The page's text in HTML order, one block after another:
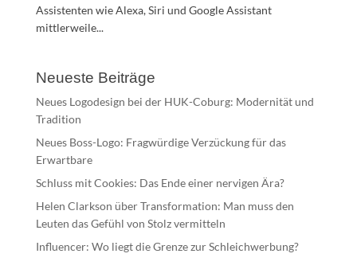
Assistenten wie Alexa, Siri und Google Assistant
mittlerweile...
Neueste Beiträge
Neues Logodesign bei der HUK-Coburg: Modernität und
Tradition
Neues Boss-Logo: Fragwürdige Verzückung für das
Erwartbare
Schluss mit Cookies: Das Ende einer nervigen Ära?
Helen Clarkson über Transformation: Man muss den
Leuten das Gefühl von Stolz vermitteln
Influencer: Wo liegt die Grenze zur Schleichwerbung?